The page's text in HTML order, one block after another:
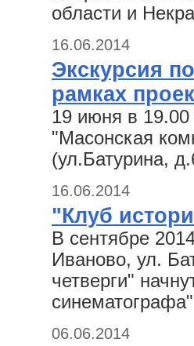
области и
16.06.2014
Экскурсия
рамках
19 июня в 19.00
"Масонская
(ул.Батурина,
16.06.2014
"Клуб
В сентябре
Иваново, ул.
четверги"
06.06.2014